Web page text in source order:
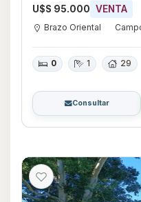
U$S 95.000 VENTA
Brazo Oriental
0 1 29
Consultar